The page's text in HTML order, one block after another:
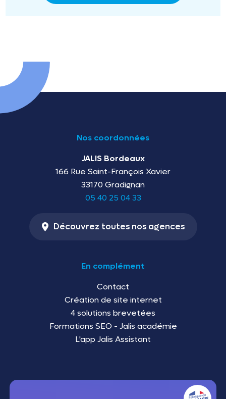
Nos coordonnées
JALIS Bordeaux
166 Rue Saint-François Xavier
33170 Gradignan
05 40 25 04 33
Découvrez toutes nos agences
En complément
Contact
Création de site internet
4 solutions brevetées
Formations SEO - Jalis académie
L'app Jalis Assistant